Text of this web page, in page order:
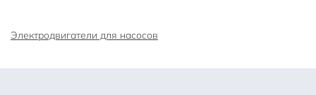
Электродвигатели для насосов